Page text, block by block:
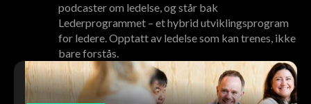
podcaster om ledelse, og står bak
Lederprogrammet – et hybrid utviklingsprogram
for ledere. Opptatt av ledelse som kan trenes, ikke
bare forstås.